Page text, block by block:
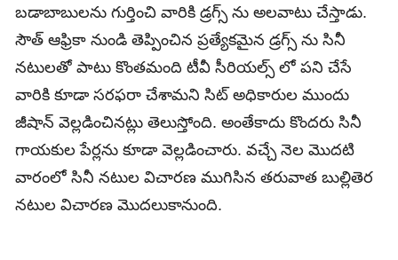
బడాబాబులను గుర్తించి వారికి డ్రగ్స్ ను అలవాటు చేస్తాడు.
సౌత్ ఆఫ్రికా నుండి తెప్పించిన ప్రత్యేకమైన డ్రగ్స్ ను సినీ
నటులతో పాటు కొంతమంది టీవీ సీరియల్స్ లో పని చేసే
వారికి కూడా సరఫరా చేశామని సిట్ అధికారుల ముందు
జీషాన్ వెల్లడించినట్లు తెలుస్తోంది. అంతేకాదు కొందరు సినీ
గాయకుల పేర్లను కూడా వెల్లడించారు. వచ్చే నెల మొదటి
వారంలో సినీ నటుల విచారణ ముగిసిన తరువాత బుల్లితెర
నటుల విచారణ మొదలుకానుంది.